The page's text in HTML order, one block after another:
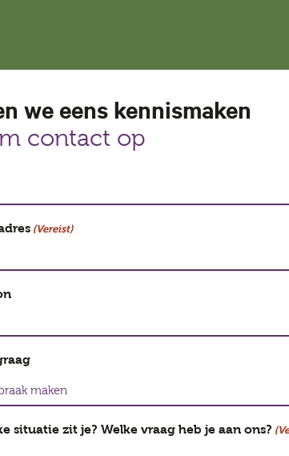
we eens kennismaken
contact op
(Vereist)
situatie zit je? Welke vraag heb je aan ons?